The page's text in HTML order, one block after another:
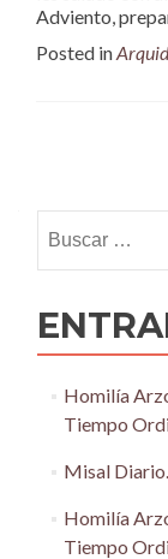
Adviento,
Posted in
Homilía
Tiempo
Misal
Homilía
Tiempo